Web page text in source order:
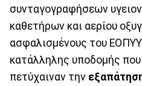
συνταγογραφήσεων
καθετήρων και αερίου
ασφαλισμένους του
κατάλληλης υποδομής
πετύχαιναν την